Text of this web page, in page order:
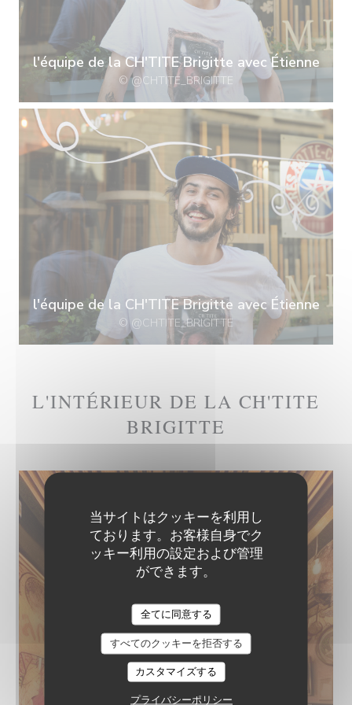
当サイトはクッキーを利用し
ております。お客様自身でク
ッキー利用の設定および管理
ができます。
全てに同意する
すべてのクッキーを拒否する
カスタマイズする
プライバシーポリシー
l'équipe de la CH'TITE Brigitte avec Étienne
© @CHTITE_BRIGITTE
l'équipe de la CH'TITE Brigitte avec Étienne
© @CHTITE_BRIGITTE
L'INTÉRIEUR DE LA CH'TITE
BRIGITTE